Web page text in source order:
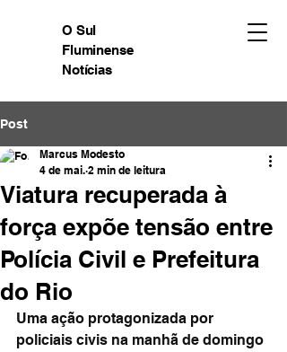
O Sul
Fluminense
Notícias
Post
Viatura recuperada à
força expõe tensão entre
Polícia Civil e Prefeitura
do Rio
Marcus Modesto
4 de mai. 2 min de leitura
Uma ação protagonizada por
policiais civis na manhã de domingo